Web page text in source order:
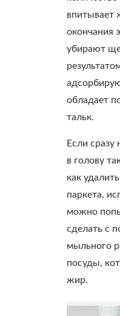
впитывает
окончания
убирают
обладает
тальк.
Если
в голову
как
паркета,
можно
сделать с
мыльного
посуды,
жир.